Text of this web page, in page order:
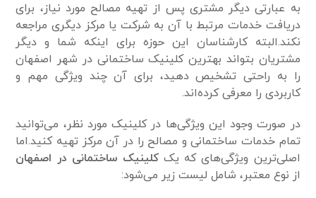
به عبارتی دیگر مشتری پس از تهیه مصالح مورد نیاز، برای
دریافت خدمات مرتبط با آن به شرکت یا مرکز دیگری مراجعه
نکند.البته کارشناسان این حوزه برای اینکه شما و دیگر
مشتریان بتواند بهترین کلینیک ساختمانی در شهر اصفهان
را به راحتی تشخیص دهید، برای آن چند ویژگی مهم و
کاربردی را معرفی کرده‌اند.
در صورت وجود این ویژگی‌ها در کلینیک مورد نظر، می‌توانید
تمام خدمات ساختمانی و مصالح را در آن مرکز تهیه کنید.اما
اصلی‌ترین ویژگی‌های که یککلینیک ساختمانی در اصفهان
از نوع معتبر، شامل لیست زیر می‌شود: